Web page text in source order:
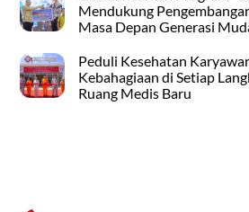
Mendukung
Masa Depan Generasi
Peduli Kesehatan
Kebahagiaan di Setiap
Ruang Medis Baru